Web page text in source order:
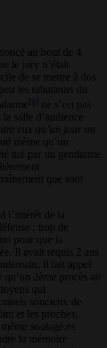
au bout de 4
le jury n’était
de se mettre à dos
les rabatteurs du
[6]
ne s’est pas
salle d’audience
eux qu’un jour on
même qu’un
tué par un gendarme
que sont
l’intérêt de la
: trop de
pour que la
Il avait requis 2 ans
il fait appel
2ème procès ait
qui
soucieux de
et les proches,
soulagé.es
la mémoire